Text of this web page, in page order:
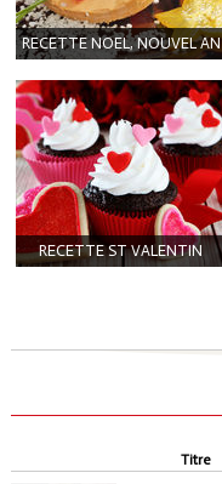
RECETTE NOEL, NOUVEL AN
RECETTE ST VALENTIN
Titre